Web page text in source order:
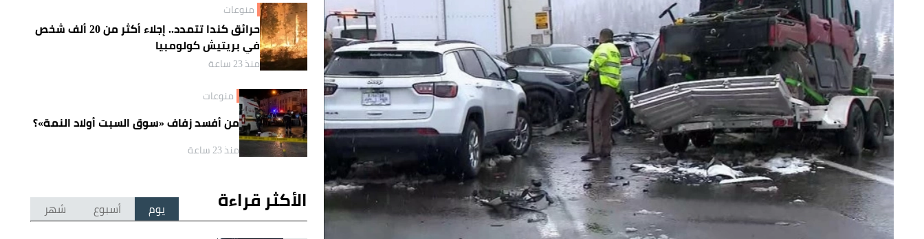
منوعات
حرائق كندا تتمدد.. إجلاء أكثر من 20 ألف شخص
في بريتيش كولومبيا
منذ 23 ساعة
منوعات
من أفسد زفاف «سوق السبت أولاد النمة»؟
منذ 23 ساعة
الأكثر قراءة يوم أسبوع شهر